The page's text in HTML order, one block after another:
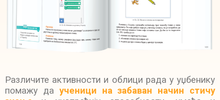
Различите активности и облици рада у уџбенику
помажу да ученици на забаван начин стичу